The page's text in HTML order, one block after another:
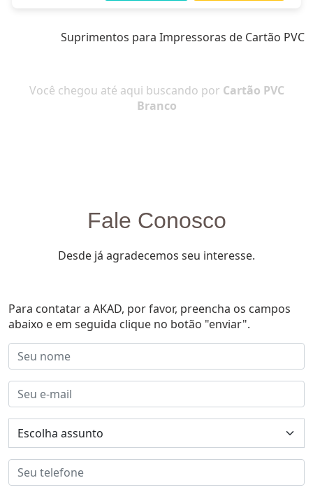
Suprimentos para Impressoras de Cartão PVC
Você chegou até aqui buscando por Cartão PVC
Branco
Fale Conosco
Desde já agradecemos seu interesse.
Para contatar a AKAD, por favor, preencha os campos
abaixo e em seguida clique no botão "enviar".